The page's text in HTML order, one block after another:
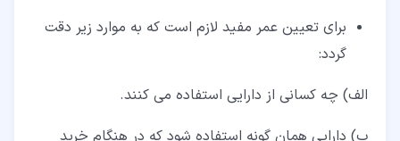
برای تعیین عمر مفید لازم است که به موارد زیر دقت
گردد:
الف) چه کسانی از دارایی استفاده می کنند.